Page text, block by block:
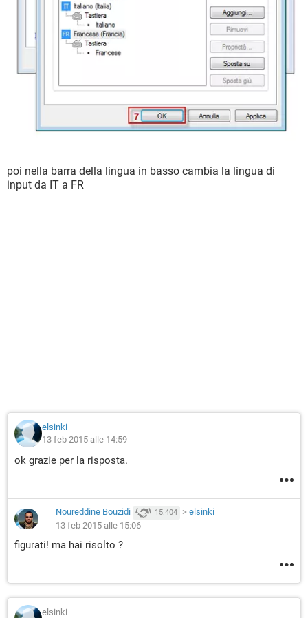
poi nella barra della lingua in basso cambia la lingua di
input da IT a FR
elsinki
13 feb 2015 alle 14:59
ok grazie per la risposta.
Noureddine Bouzidi 15.404 > elsinki
13 feb 2015 alle 15:06
figurati! ma hai risolto ?
elsinki